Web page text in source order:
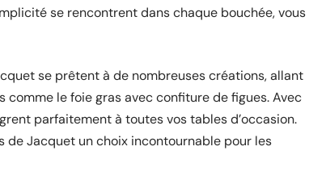
se rencontrent dans chaque bouchée, vous
se prêtent à de nombreuses créations, allant
le foie gras avec confiture de figues. Avec
parfaitement à toutes vos tables d’occasion.
de Jacquet un choix incontournable pour les